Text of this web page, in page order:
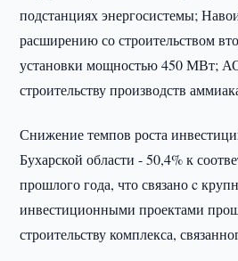
подстанциях энергосистемы;
расширению со строительством
установки мощностью 450 МВт;
строительству производств
Снижение темпов роста
Бухарской области - 50,4% к
прошлого года, что связано c
инвестиционными проектами
строительству комплекса,